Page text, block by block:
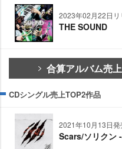
2023年02月22日リ
THE SOUND
合算アルバム売
CDシングル売上TOP2作品
2021年10月13日発
Scars/ソリクン